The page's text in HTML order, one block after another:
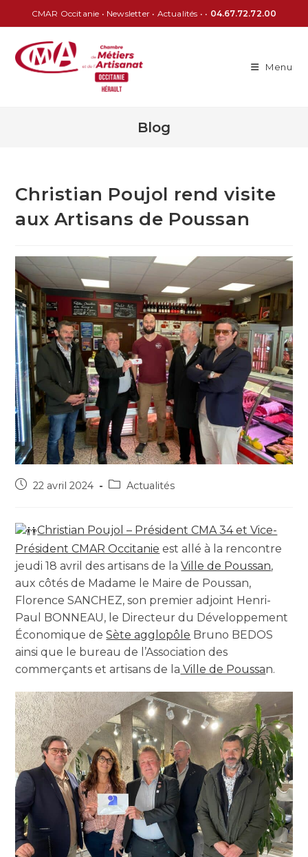
CMAR Occitanie • Newsletter • Actualités • • 04.67.72.72.00
Menu
Blog
Christian Poujol rend visite
aux Artisans de Poussan
22 avril 2024 Actualités
Christian Poujol – Président CMA 34 et Vice-
Président CMAR Occitanie est allé à la rencontre
jeudi 18 avril des artisans de laVille de Poussan,
aux côtés de Madame le Maire de Poussan,
Florence SANCHEZ, son premier adjoint Henri-
Paul BONNEAU, le Directeur du Développement
Économique deSète agglopôle Bruno BEDOS
ainsi que le bureau de l’Association des
commerçants et artisans de la Ville de Poussan.